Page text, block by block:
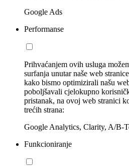
Google Ads
Performanse
Prihvaćanjem ovih usluga
surfanja unutar naše web
kako bismo optimizirali našu
poboljšavali cjelokupno
pristanak, na ovoj web stranici
trećih strana:
Google Analytics, Clarity, A/B-
Funkcioniranje